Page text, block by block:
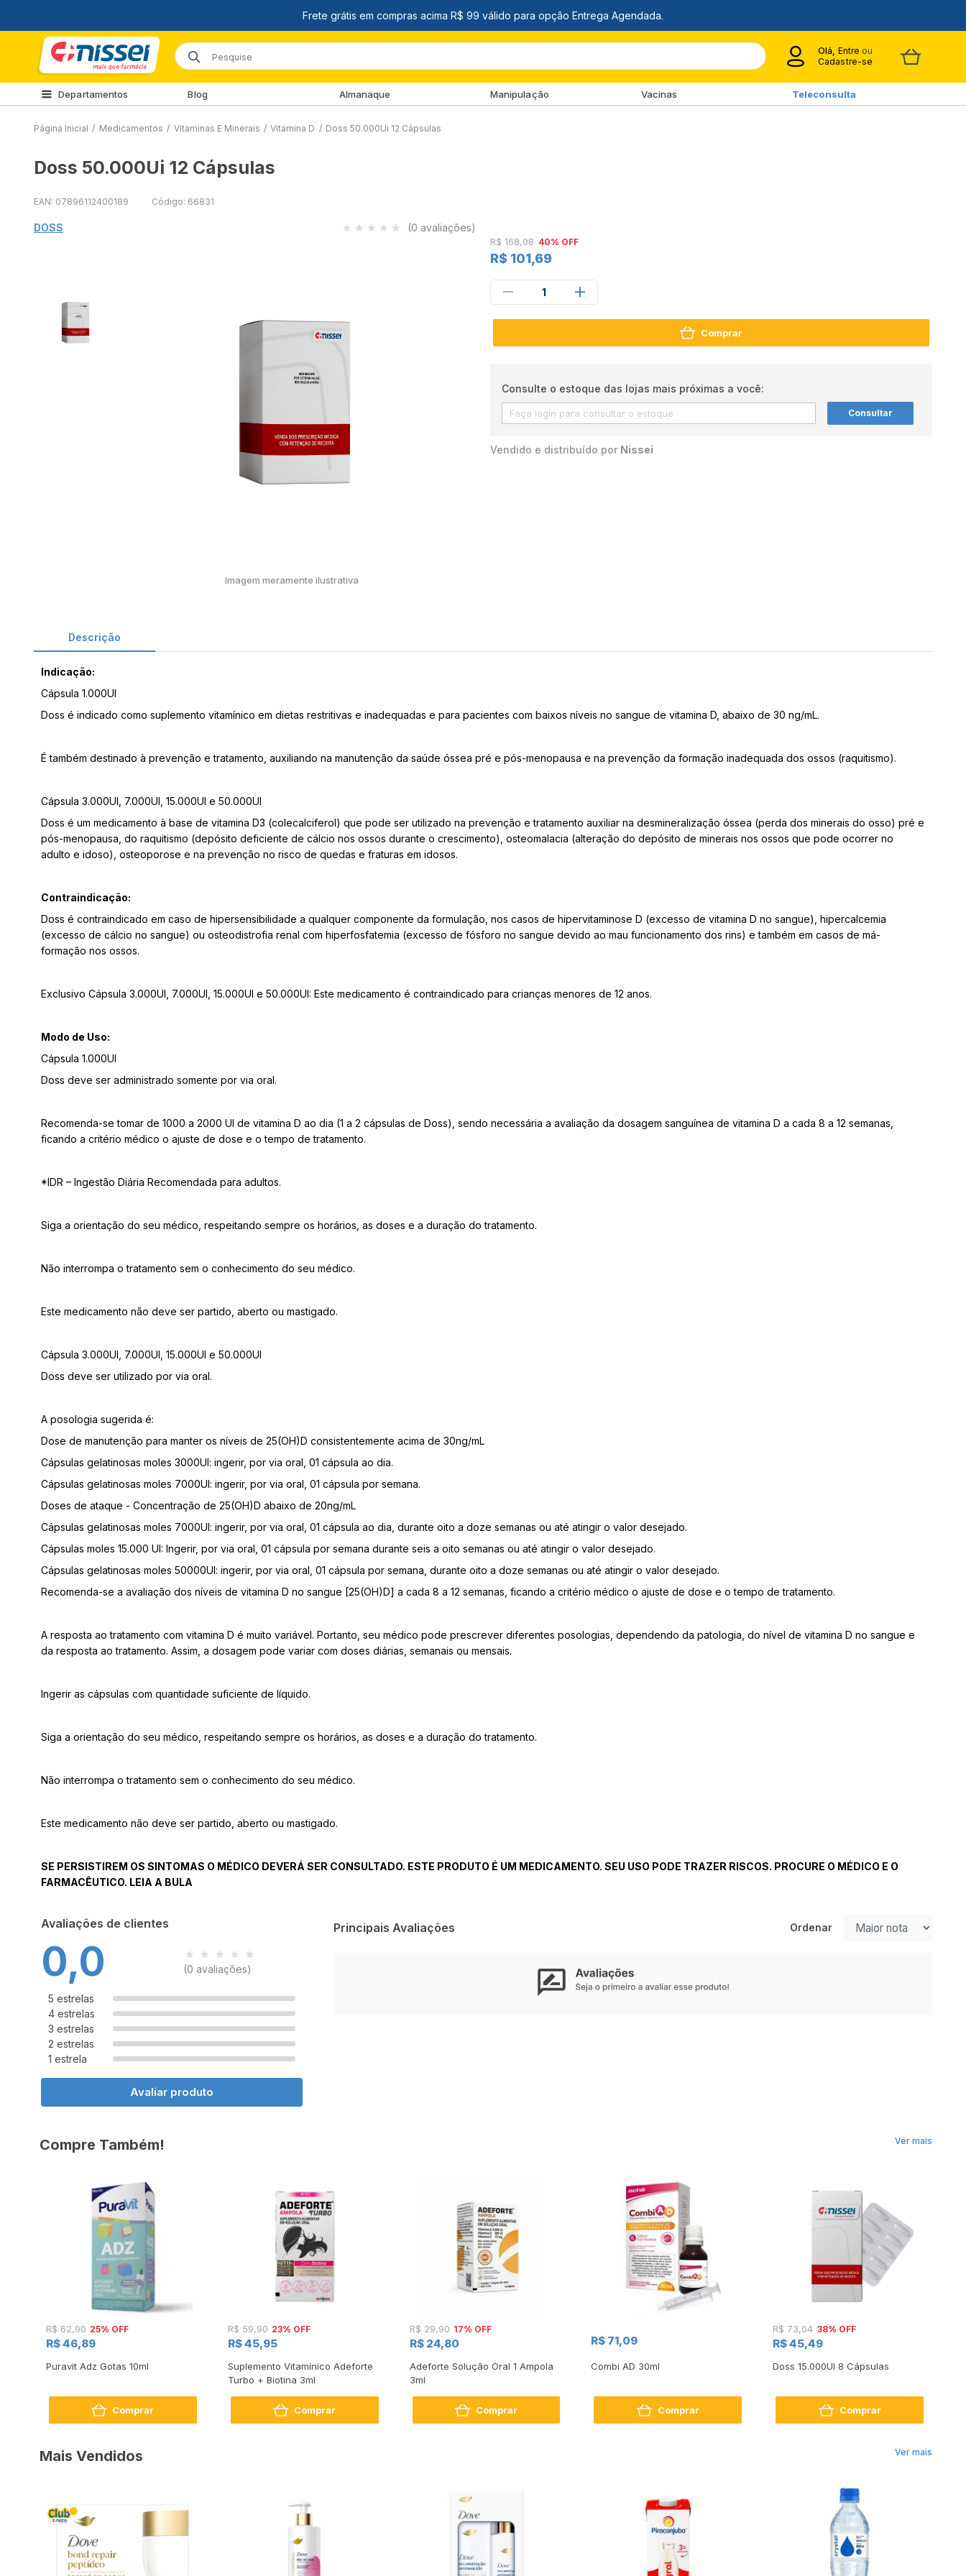
Olá, Entre ou
Cadastre-se
Departamentos Blog Almanaque Manipulação Vacinas Teleconsulta
Página Inicial / Medicamentos / Vitaminas E Minerais / Vitamina D / Doss 50.000Ui 12 Cápsulas
Doss 50.000Ui 12 Cápsulas
EAN: 07896112400189 Código: 66831
DOSS (0 avaliações)
Imagem meramente ilustrativa
R$ 168,08 40% OFF
R$ 101,69
1
Comprar
Consulte o estoque das lojas mais próximas a você:
Consultar
Vendido e distribuído por Nissei
Descrição
Indicação:
Cápsula 1.000UI
Doss é indicado como suplemento vitamínico em dietas restritivas e inadequadas e para pacientes com baixos níveis no sangue de vitamina D, abaixo de 30 ng/mL.
É também destinado à prevenção e tratamento, auxiliando na manutenção da saúde óssea pré e pós-menopausa e na prevenção da formação inadequada dos ossos (raquitismo).
Cápsula 3.000UI, 7.000UI, 15.000UI e 50.000UI
Doss é um medicamento à base de vitamina D3 (colecalciferol) que pode ser utilizado na prevenção e tratamento auxiliar na desmineralização óssea (perda dos minerais do osso) pré e
pós-menopausa, do raquitismo (depósito deficiente de cálcio nos ossos durante o crescimento), osteomalacia (alteração do depósito de minerais nos ossos que pode ocorrer no
adulto e idoso), osteoporose e na prevenção no risco de quedas e fraturas em idosos.
Contraindicação:
Doss é contraindicado em caso de hipersensibilidade a qualquer componente da formulação, nos casos de hipervitaminose D (excesso de vitamina D no sangue), hipercalcemia
(excesso de cálcio no sangue) ou osteodistrofia renal com hiperfosfatemia (excesso de fósforo no sangue devido ao mau funcionamento dos rins) e também em casos de má-
formação nos ossos.
Exclusivo Cápsula 3.000UI, 7.000UI, 15.000UI e 50.000UI: Este medicamento é contraindicado para crianças menores de 12 anos.
Modo de Uso:
Cápsula 1.000UI
Doss deve ser administrado somente por via oral.
Recomenda-se tomar de 1000 a 2000 UI de vitamina D ao dia (1 a 2 cápsulas de Doss), sendo necessária a avaliação da dosagem sanguínea de vitamina D a cada 8 a 12 semanas,
ficando a critério médico o ajuste de dose e o tempo de tratamento.
*IDR – Ingestão Diária Recomendada para adultos.
Siga a orientação do seu médico, respeitando sempre os horários, as doses e a duração do tratamento.
Não interrompa o tratamento sem o conhecimento do seu médico.
Este medicamento não deve ser partido, aberto ou mastigado.
Cápsula 3.000UI, 7.000UI, 15.000UI e 50.000UI
Doss deve ser utilizado por via oral.
A posologia sugerida é:
Dose de manutenção para manter os níveis de 25(OH)D consistentemente acima de 30ng/mL
Cápsulas gelatinosas moles 3000UI: ingerir, por via oral, 01 cápsula ao dia.
Cápsulas gelatinosas moles 7000UI: ingerir, por via oral, 01 cápsula por semana.
Doses de ataque - Concentração de 25(OH)D abaixo de 20ng/mL
Cápsulas gelatinosas moles 7000UI: ingerir, por via oral, 01 cápsula ao dia, durante oito a doze semanas ou até atingir o valor desejado.
Cápsulas moles 15.000 UI: Ingerir, por via oral, 01 cápsula por semana durante seis a oito semanas ou até atingir o valor desejado.
Cápsulas gelatinosas moles 50000UI: ingerir, por via oral, 01 cápsula por semana, durante oito a doze semanas ou até atingir o valor desejado.
Recomenda-se a avaliação dos níveis de vitamina D no sangue [25(OH)D] a cada 8 a 12 semanas, ficando a critério médico o ajuste de dose e o tempo de tratamento.
A resposta ao tratamento com vitamina D é muito variável. Portanto, seu médico pode prescrever diferentes posologias, dependendo da patologia, do nível de vitamina D no sangue e
da resposta ao tratamento. Assim, a dosagem pode variar com doses diárias, semanais ou mensais.
Ingerir as cápsulas com quantidade suficiente de líquido.
Siga a orientação do seu médico, respeitando sempre os horários, as doses e a duração do tratamento.
Não interrompa o tratamento sem o conhecimento do seu médico.
Este medicamento não deve ser partido, aberto ou mastigado.
SE PERSISTIREM OS SINTOMAS O MÉDICO DEVERÁ SER CONSULTADO. ESTE PRODUTO É UM MEDICAMENTO. SEU USO PODE TRAZER RISCOS. PROCURE O MÉDICO E O
FARMACÊUTICO. LEIA A BULA
Avaliações de clientes
0,0 (0 avaliações)
5 estrelas
4 estrelas
3 estrelas
2 estrelas
1 estrela
Avaliar produto
Principais Avaliações Ordenar
Ver mais
Compre Também!
R$ 62,90 25% OFF
R$ 46,89
Puravit Adz Gotas 10ml
Comprar
R$ 59,90 23% OFF
R$ 45,95
Suplemento Vitamínico Adeforte
Turbo + Biotina 3ml
Comprar
R$ 29,90 17% OFF
R$ 24,80
Adeforte Solução Oral 1 Ampola
3ml
Comprar
R$ 71,09
Combi AD 30ml
Comprar
R$ 73,04 38% OFF
R$ 45,49
Doss 15.000UI 8 Cápsulas
Comprar
Ver mais
Mais Vendidos